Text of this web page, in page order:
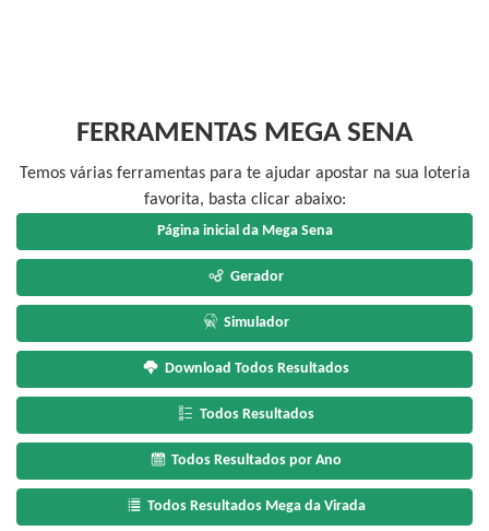
FERRAMENTAS MEGA SENA
Temos várias ferramentas para te ajudar apostar na sua loteria
favorita, basta clicar abaixo:
Página inicial da Mega Sena
Gerador
Simulador
Download Todos Resultados
Todos Resultados
Todos Resultados por Ano
Todos Resultados Mega da Virada